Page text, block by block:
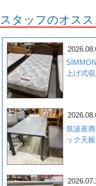
スタッフのオスス
上げ式
筑波産
ック天